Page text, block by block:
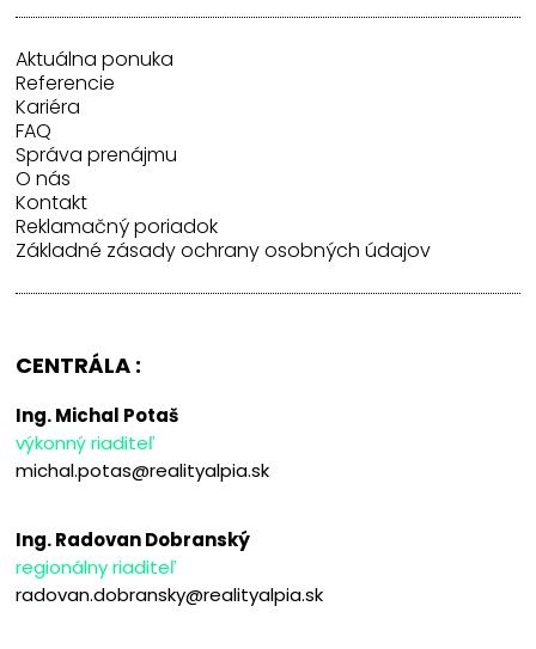
Aktuálna ponuka
Referencie
Kariéra
FAQ
Správa prenájmu
O nás
Kontakt
Reklamačný poriadok
Základné zásady ochrany osobných údajov
CENTRÁLA :
Ing. Michal Potaš
výkonný riaditeľ
michal.potas@realityalpia.sk
Ing. Radovan Dobranský
regionálny riaditeľ
radovan.dobransky@realityalpia.sk